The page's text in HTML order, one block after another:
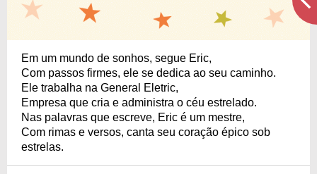
Em um mundo de sonhos, segue Eric,
Com passos firmes, ele se dedica ao seu caminho.
Ele trabalha na General Eletric,
Empresa que cria e administra o céu estrelado.
Nas palavras que escreve, Eric é um mestre,
Com rimas e versos, canta seu coração épico sob
estrelas.